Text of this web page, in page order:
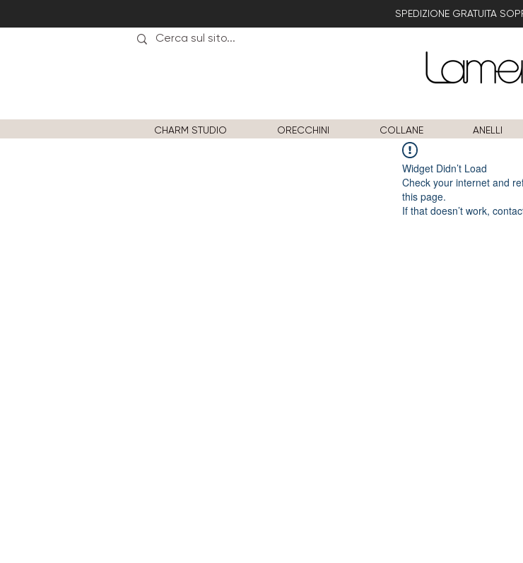
SPEDIZIONE GRATUITA
CHARM STUDIO ORECCHINI COLLANE ANELLI
Widget Didn’t Load
Check your internet and
this page.
If that doesn’t work,